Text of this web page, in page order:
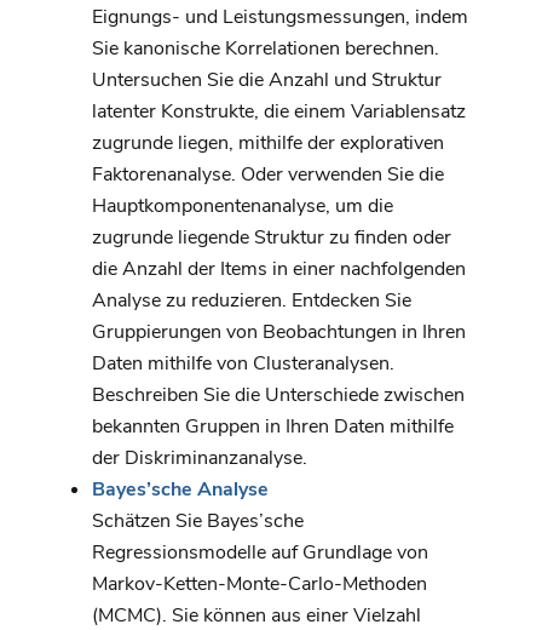
Eignungs- und Leistungsmessungen, indem
Sie kanonische Korrelationen berechnen.
Untersuchen Sie die Anzahl und Struktur
latenter Konstrukte, die einem Variablensatz
zugrunde liegen, mithilfe der explorativen
Faktorenanalyse. Oder verwenden Sie die
Hauptkomponentenanalyse, um die
zugrunde liegende Struktur zu finden oder
die Anzahl der Items in einer nachfolgenden
Analyse zu reduzieren. Entdecken Sie
Gruppierungen von Beobachtungen in Ihren
Daten mithilfe von Clusteranalysen.
Beschreiben Sie die Unterschiede zwischen
bekannten Gruppen in Ihren Daten mithilfe
der Diskriminanzanalyse.
Bayes’sche Analyse
Schätzen Sie Bayes’sche
Regressionsmodelle auf Grundlage von
Markov-Ketten-Monte-Carlo-Methoden
(MCMC). Sie können aus einer Vielzahl